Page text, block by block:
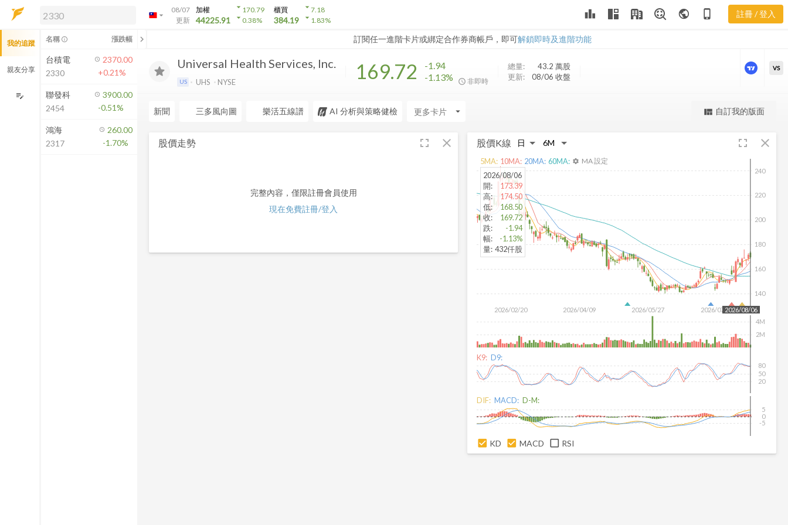
arrow_drop_down
08/07
更新
加權
44225.91
arrow_drop_down170.79
arrow_drop_down0.38%
櫃買
384.19
arrow_drop_down7.18
arrow_drop_down1.83% leaderboard public phone_iphone 註冊 / 登入
訂閱任一進階卡片或綁定合作券商帳戶，即可解鎖即時及進階功能
解鎖即時行情及進階功能
方案」，即可解鎖以下功能：
即時行情
即時市況與排行
成交金額熱力圖
前往方案訂閱
如何綁定合作券商
UHS 股價走勢
Universal Health Services, Inc.
US UHS NYSE 169.72
-1.94
-1.13%
非即時
總量: 43.2 萬股
更新:
08/06 收盤
更強大的進階價量圖表
VS
新聞 三多風向圖 樂活五線譜 AI 分析與策略健檢 arrow_drop_down view_quilt 自訂我的版面
股價走勢 fullscreen close
完整內容，僅限註冊會員使用
現在免費註冊/登入
股價K線 fullscreen close
2026/02/20 2026/04/09 2026/05/27 2026/07/15
140
160
180
200
220
240
2026/08/06
2M
4M
2026/08/06
開:
173.39
高:
174.50
低:
168.50
收:
169.72
跌:
-1.94
幅:
-1.13%
量: 432仟股
5MA: 10MA: 20MA: 60MA: settings MA 設定
K9: D9:
20
50
80
DIF: MACD: D-M:
-5
0
5
KD MACD RSI
我的追蹤
親友分享
edit_note
名稱 info_outline 漲跌幅 chevron_left
台積電
2330
2370.00
+0.21%
聯發科
2454
3900.00
-0.51%
鴻海
2317
260.00
-1.70%